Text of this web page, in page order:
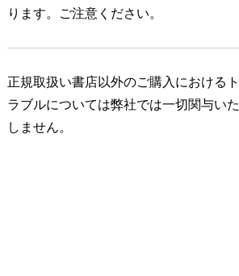
ります。ご注意ください。
正規取扱い書店以外のご購入におけるト
ラブルについては弊社では一切関与いた
しません。